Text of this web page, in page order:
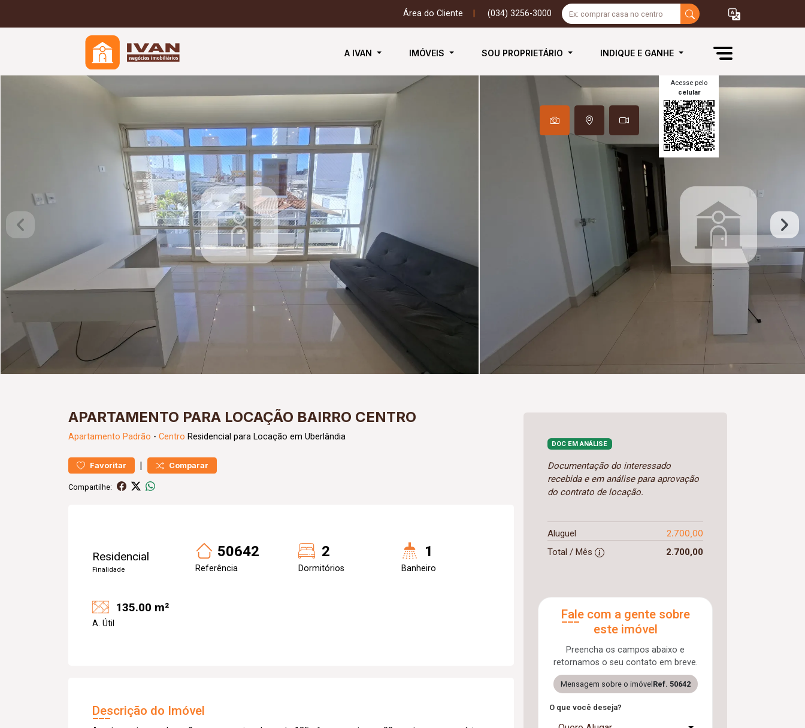
Área do Cliente (034) 3256-3000
A IVAN IMÓVEIS SOU PROPRIETÁRIO INDIQUE E GANHE
Acesse pelo
celular
APARTAMENTO PARA LOCAÇÃO BAIRRO CENTRO
Apartamento Padrão - Centro Residencial para Locação em Uberlândia
Favoritar | Comparar
Compartilhe:
Residencial
Finalidade
50642
Referência
2
Dormitórios
1
Banheiro
135.00 m²
A. Útil
Descrição do Imóvel
DOC EM ANÁLISE
Documentação do interessado
recebida e em análise para aprovação
do contrato de locação.
Aluguel 2.700,00
Total / Mês 2.700,00
Fale com a gente sobre
este imóvel
Preencha os campos abaixo e
retornamos o seu contato em breve.
Mensagem sobre o imóvel Ref. 50642
O que você deseja?